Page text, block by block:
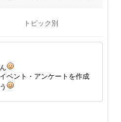
トピック別
ベント・アンケートを作成